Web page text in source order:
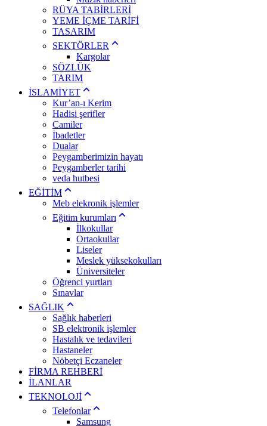
RÜYA TABİRLERİ
YEME İÇME TARİFİ
TASARIM
SEKTÖRLER
Kargolar
SÖZLÜK
TARIM
İSLAMİYET
Kur’an-ı Kerim
Hadisi şerifler
Camiler
İbadetler
Dualar
Peygamberimizin hayatı
Peygamberler tarihi
veda hutbesi
EĞİTİM
Meb elekronik işlemler
Eğitim kurumları
İlkokullar
Ortaokullar
Liseler
Meslek yüksekokulları
Üniversiteler
Öğrenci yurtları
Sınavlar
SAĞLIK
Sağlık haberleri
SB elektronik işlemler
Hastalık ve tedavileri
Hastaneler
Nöbetçi Eczaneler
FİRMA REHBERİ
İLANLAR
TEKNOLOJİ
Telefonlar
Samsung